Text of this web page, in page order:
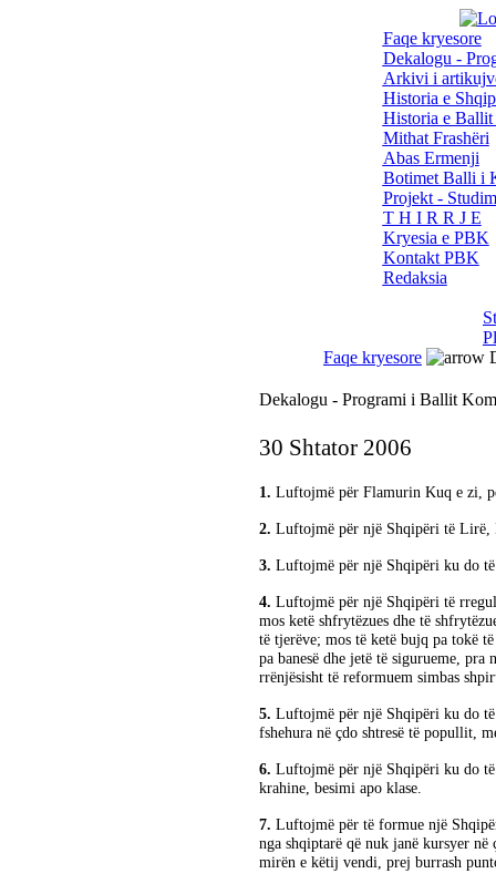
Faqe kryesore
Dekalogu -
Arkivi i
Historia e
Historia e Ballit
Mithat Frashëri
Abas Ermenji
Botimet Balli i
Projekt -
T H I R R J E
Kryesia e PBK
Kontakt PBK
Redaksia
Faqe kryesore
Dekalogu - Programi i Ballit
30 Shtator 2006
1. Luftojmë për Flamurin Kuq e zi,
2. Luftojmë për një Shqipëri të Lirë,
3. Luftojmë për një Shqipëri ku do
4. Luftojmë për një Shqipëri të
mos ketë shfrytëzues dhe të
të tjerëve; mos të ketë bujq pa tokë
pa banesë dhe jetë të sigurueme,
rrënjësisht të reformuem simbas
5. Luftojmë për një Shqipëri ku do
fshehura në çdo shtresë të popullit,
6. Luftojmë për një Shqipëri ku do
krahine, besimi apo klase.
7. Luftojmë për të formue një
nga shqiptarë që nuk janë kursyer
mirën e këtij vendi, prej burrash